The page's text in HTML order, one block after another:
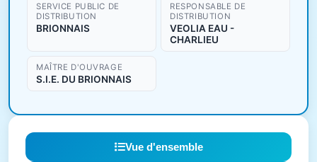
SERVICE PUBLIC DE
DISTRIBUTION
BRIONNAIS
RESPONSABLE DE
DISTRIBUTION
VEOLIA EAU -
CHARLIEU
MAÎTRE D'OUVRAGE
S.I.E. DU BRIONNAIS
Vue d'ensemble